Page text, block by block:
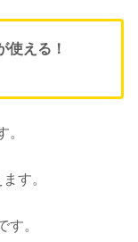
使える！
。
す。
す。